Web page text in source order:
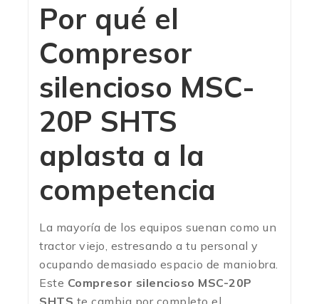
Por qué el
Compresor
silencioso MSC-
20P SHTS
aplasta a la
competencia
La mayoría de los equipos suenan como un
tractor viejo, estresando a tu personal y
ocupando demasiado espacio de maniobra.
Este Compresor silencioso MSC-20P